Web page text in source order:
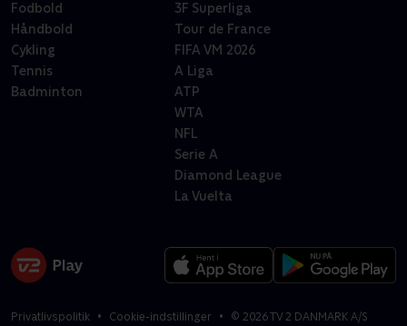
Fodbold
Håndbold
Cykling
Tennis
Badminton
3F Superliga
Tour de France
FIFA VM 2026
A Liga
ATP
WTA
NFL
Serie A
Diamond League
La Vuelta
Privatlivspolitik Cookie-indstillinger © 2026TV 2 DANMARK A/S